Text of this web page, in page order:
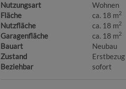
Nutzungsart
Wohnen
Fläche
ca. 18 m2
Nutzfläche ca. 18 m2
Garagenfläche ca. 18 m2
Bauart
Neubau
Zustand
Erstbezug
Beziehbar
sofort